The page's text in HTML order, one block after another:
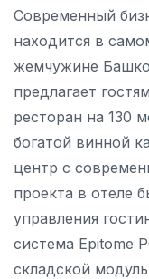
Современный
находится в
жемчужине
предлагает
ресторан на 130
богатой винной
центр с
проекта в отеле
управления
система Epitome
складской